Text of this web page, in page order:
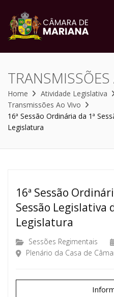
Home Atividade Legislativa
Transmissões Ao Vivo
16ª Sessão Ordinária da 1ª
Legislatura
16ª Sessão
Sessão Legislativa
Legislatura
Sessões Regimentais
Plenário da Casa de